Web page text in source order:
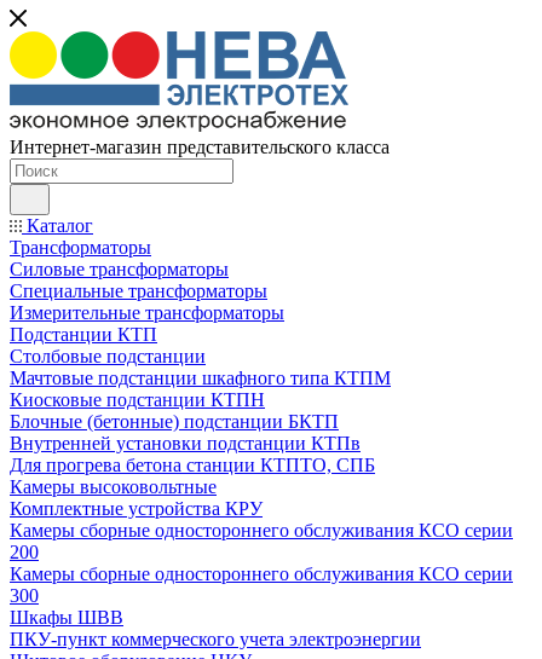
Интернет-магазин представительского класса
Каталог
Трансформаторы
Силовые трансформаторы
Специальные трансформаторы
Измерительные трансформаторы
Подстанции КТП
Столбовые подстанции
Мачтовые подстанции шкафного типа КТПМ
Киосковые подстанции КТПН
Блочные (бетонные) подстанции БКТП
Внутренней установки подстанции КТПв
Для прогрева бетона станции КТПТО, СПБ
Камеры высоковольтные
Комплектные устройства КРУ
Камеры сборные одностороннего обслуживания КСО серии
200
Камеры сборные одностороннего обслуживания КСО серии
300
Шкафы ШВВ
ПКУ-пункт коммерческого учета электроэнергии